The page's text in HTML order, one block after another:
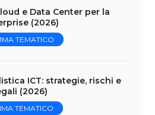
e Data Center per la
(2026)
TEMATICO
ICT: strategie, rischi e
(2026)
TEMATICO